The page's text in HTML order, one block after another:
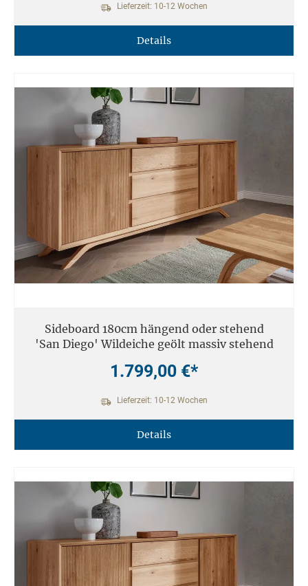
Lieferzeit: 10-12 Wochen
Details
Sideboard 180cm hängend oder stehend
'San Diego' Wildeiche geölt massiv stehend
1.799,00 €*
Lieferzeit: 10-12 Wochen
Details